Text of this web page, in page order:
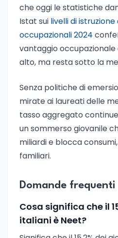
che oggi le statistiche
Istat sui livelli di
occupazionali 2024
vantaggio
alto, ma resta sotto la
Senza politiche di
mirate ai laureati delle
tasso aggregato
un sommerso giovanile
miliardi e blocca
familiari.
Domande frequenti
Cosa significa che il
italiani è Neet?